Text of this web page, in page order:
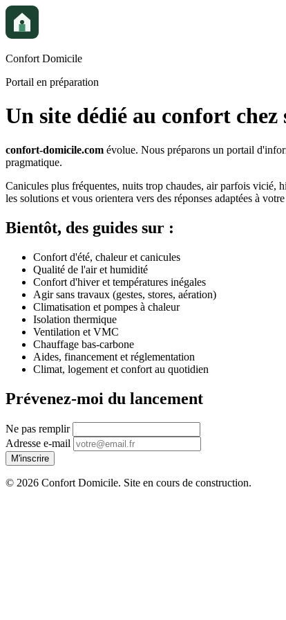
Confort Domicile
Portail en préparation
Un site dédié au confort chez
confort-domicile.com évolue. Nous préparons un portail
pragmatique.
Canicules plus fréquentes, nuits trop chaudes, air parfois vicié,
les solutions et vous orientera vers des réponses adaptées à
Bientôt, des guides sur :
Confort d'été, chaleur et canicules
Qualité de l'air et humidité
Confort d'hiver et températures inégales
Agir sans travaux (gestes, stores, aération)
Climatisation et pompes à chaleur
Isolation thermique
Ventilation et VMC
Chauffage bas-carbone
Aides, financement et réglementation
Climat, logement et confort au quotidien
Prévenez-moi du lancement
Ne pas remplir
Adresse e-mail
M'inscrire
© 2026 Confort Domicile. Site en cours de construction.